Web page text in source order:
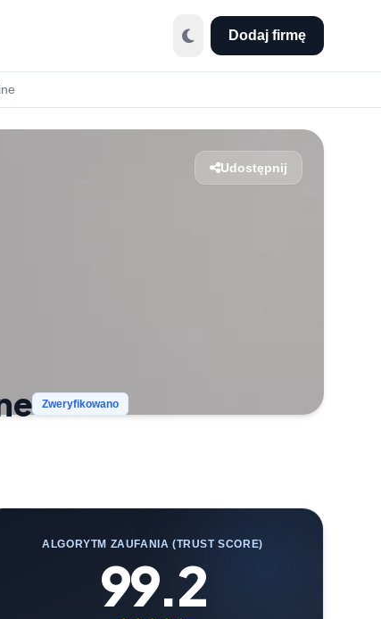
Dodaj firmę
Udostępnij
Zweryfikowano
ALGORYTM ZAUFANIA (TRUST SCORE)
99.2